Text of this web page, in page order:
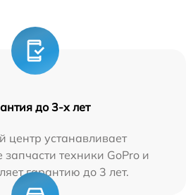
до 3-х лет
центр устанавливает
техники GoPro и
гарантию до 3 лет.